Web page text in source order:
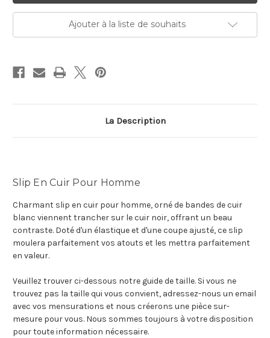
Ajouter à la liste de souhaits
La Description
Slip En Cuir Pour Homme
Charmant slip en cuir pour homme, orné de bandes de cuir
blanc viennent trancher sur le cuir noir, offrant un beau
contraste. Doté d'un élastique et d'une coupe ajusté, ce slip
moulera parfaitement vos atouts et les mettra parfaitement
en valeur.
Veuillez trouver ci-dessous notre guide de taille. Si vous ne
trouvez pas la taille qui vous convient, adressez-nous un email
avec vos mensurations et nous créerons une pièce sur-
mesure pour vous. Nous sommes toujours à votre disposition
pour toute information nécessaire.